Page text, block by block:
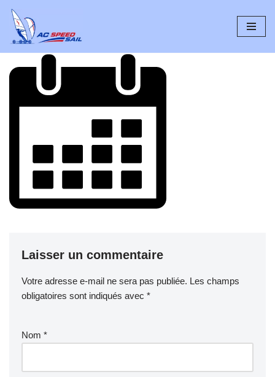
Aller
au
Laisser un commentaire
Votre adresse e-mail ne sera pas publiée. Les champs
obligatoires sont indiqués avec *
Nom *